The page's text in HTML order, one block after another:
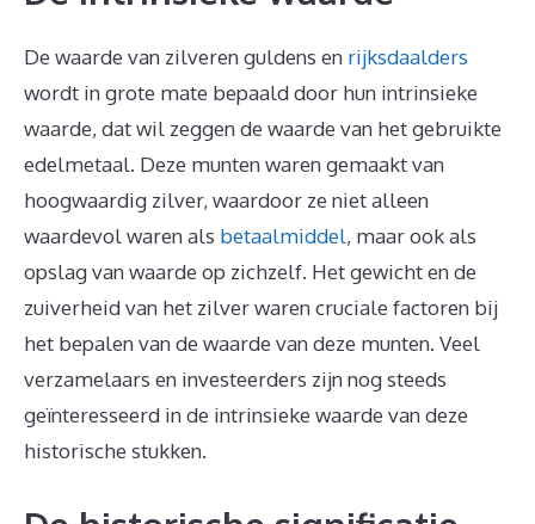
De waarde van zilveren guldens en rijksdaalders
wordt in grote mate bepaald door hun intrinsieke
waarde, dat wil zeggen de waarde van het gebruikte
edelmetaal. Deze munten waren gemaakt van
hoogwaardig zilver, waardoor ze niet alleen
waardevol waren als betaalmiddel, maar ook als
opslag van waarde op zichzelf. Het gewicht en de
zuiverheid van het zilver waren cruciale factoren bij
het bepalen van de waarde van deze munten. Veel
verzamelaars en investeerders zijn nog steeds
geïnteresseerd in de intrinsieke waarde van deze
historische stukken.